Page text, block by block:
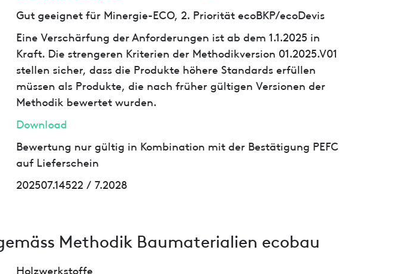
Gut geeignet für Minergie-ECO, 2. Priorität ecoBKP/ecoDevis
Eine Verschärfung der Anforderungen ist ab dem 1.1.2025 in
Kraft. Die strengeren Kriterien der Methodikversion 01.2025.V01
stellen sicher, dass die Produkte höhere Standards erfüllen
müssen als Produkte, die nach früher gültigen Versionen der
Methodik bewertet wurden.
Download
Bewertung nur gültig in Kombination mit der Bestätigung PEFC
auf Lieferschein
202507.14522 / 7.2028
Methodik Baumaterialien ecobau
Holzwerkstoffe